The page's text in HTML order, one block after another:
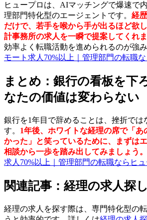
ヒュープロは、AIマッチングで爆速で
理部門特化型のエージェントです。 経
だけで、若手を喉から手が出るほど欲
計事務所の求人を一瞬で提案してくれま
効率よく転職活動を進められるのが強
モート求人70%以上｜管理部門の転職
まとめ：銀行の看板を下
なたの価値は変わらない
銀行を1年目で辞めることは、挫折では
す。 1年後、ホワイトな経理の席で「あ
かった」と笑っているために、まずは
相談から一歩を踏み出してみましょう。
求人70%以上｜管理部門の転職ならヒュ
関連記事：経理の求人探
経理の求人を探す際は、専門特化型の